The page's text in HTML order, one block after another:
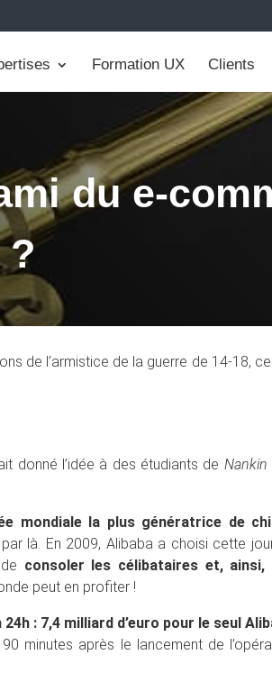
Formation UX Clients
du e-
?
de l’armistice de la guerre de 14-18,
donné l’idée à des étudiants de Nankin
mondiale la plus génératrice de
là. En 2009, Alibaba a choisi cette
consoler les célibataires et, ainsi,
peut en profiter !
24h : 7,4 milliard d’euro pour le seul
minutes après le lancement de